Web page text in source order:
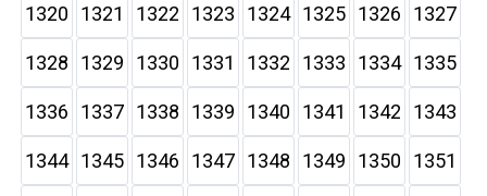
1320 1321 1322 1323 1324 1325 1326 1327
1328 1329 1330 1331 1332 1333 1334 1335
1336 1337 1338 1339 1340 1341 1342 1343
1344 1345 1346 1347 1348 1349 1350 1351